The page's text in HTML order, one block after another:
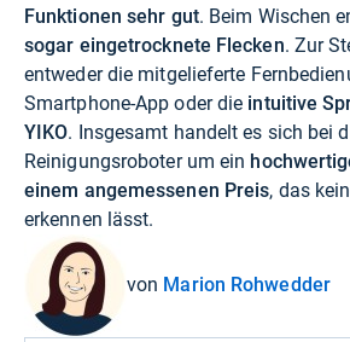
Funktionen sehr gut. Beim Wischen
sogar eingetrocknete Flecken. Zur
entweder die mitgelieferte
Smartphone-App oder die intuitive
YIKO. Insgesamt handelt es sich bei
Reinigungsroboter um ein
einem angemessenen Preis, das
erkennen lässt.
von Marion Rohwedder